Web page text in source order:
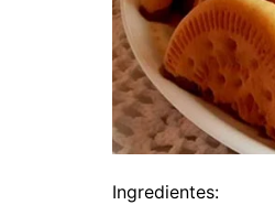
Ingredientes: